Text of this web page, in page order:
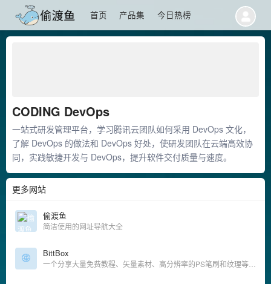
首页 产品集 今日热榜
CODING DevOps
一站式研发管理平台，学习腾讯云团队如何采用 DevOps 文化，
了解 DevOps 的做法和 DevOps 好处，使研发团队在云端高效协
同，实践敏捷开发与 DevOps，提升软件交付质量与速度。
更多网站
偷渡鱼
简洁使用的网址导航大全
BittBox